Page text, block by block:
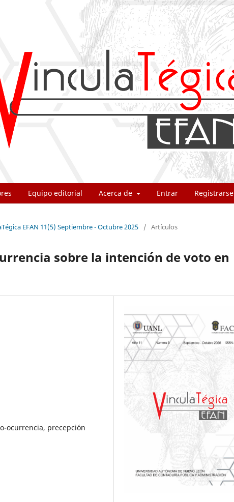
Equipo editorial Acerca de Entrar Registrarse
EFAN 11(5) Septiembre - Octubre 2025 / Artículos
sobre la intención de voto en
ocurrencia, precepción